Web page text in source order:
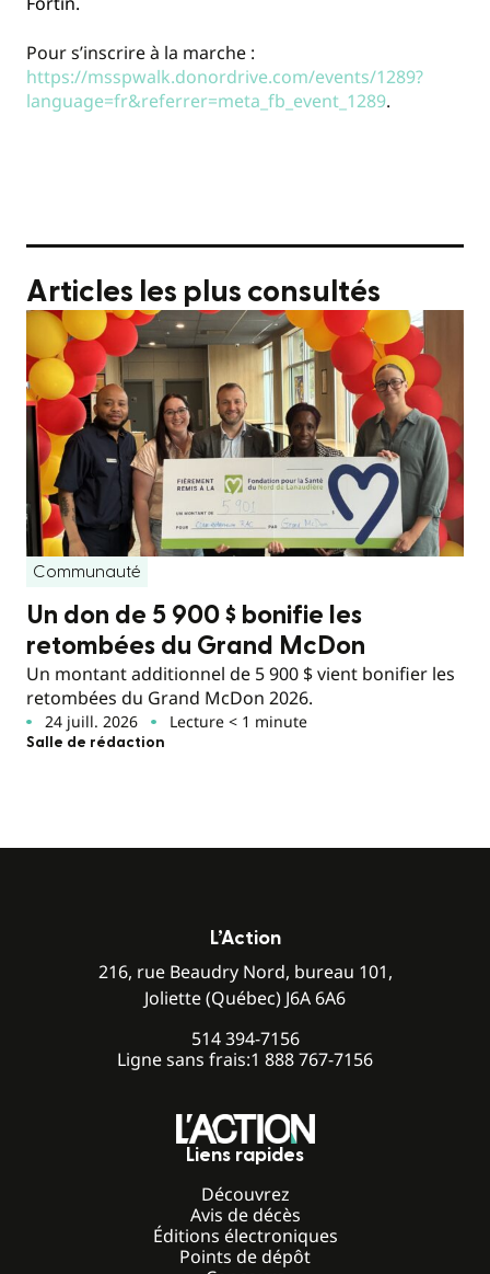
Pour s’inscrire à la marche :
https://msspwalk.donordrive.com/events/1289?
language=fr&referrer=meta_fb_event_1289.
Articles les plus consultés
Communauté
Un don de 5 900 $ bonifie les
retombées du Grand McDon
Un montant additionnel de 5 900 $ vient bonifier les
retombées du Grand McDon 2026.
24 juill. 2026 Lecture < 1 minute
Salle de rédaction
L’Action
216, rue Beaudry Nord, bureau 101,
Joliette (Québec) J6A 6A6
514 394-7156
Ligne sans frais:1 888 767-7156
Liens rapides
Découvrez
Avis de décès
Éditions électroniques
Points de dépôt